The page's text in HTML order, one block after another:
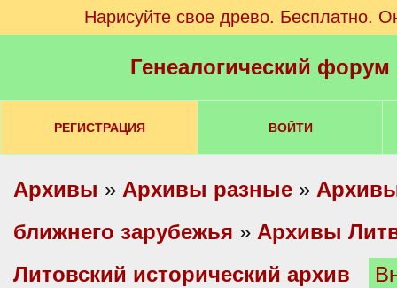
Нарисуйте свое древо. Бесплатно.
Генеалогический
РЕГИСТРАЦИЯ ВОЙТИ
Архивы » Архивы разные »
ближнего зарубежья » Архивы
Литовский исторический архив